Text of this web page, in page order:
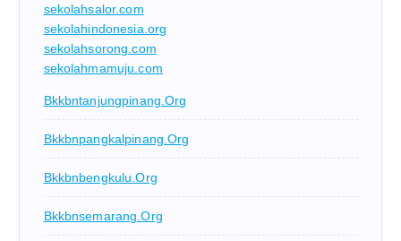
sekolahsalor.com
sekolahindonesia.org
sekolahsorong.com
sekolahmamuju.com
Bkkbntanjungpinang.org
Bkkbnpangkalpinang.org
Bkkbnbengkulu.org
Bkkbnsemarang.org